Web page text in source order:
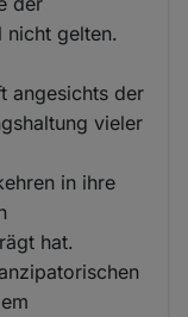
nicht gelten.
angesichts der
vieler
in ihre
hat.